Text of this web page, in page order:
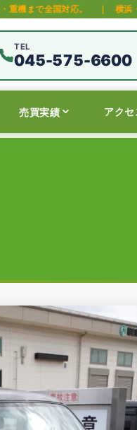
｜横浜・保土ヶ谷区の中古
TEL
045-575-6600
売買実績 アクセ